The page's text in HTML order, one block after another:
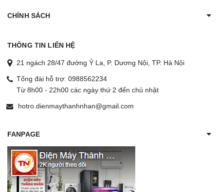
CHÍNH SÁCH
THÔNG TIN LIÊN HỆ
21 ngách 28/47 đường Ỷ La, P. Dương Nội, TP. Hà Nội
Tổng đài hỗ trợ: 0988562234
Từ 8h00 - 22h00 các ngày thứ 2 đến chủ nhật
hotro.dienmaythanhnhan@gmail.com
FANPAGE